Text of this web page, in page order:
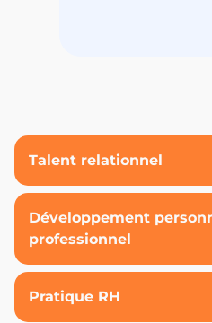
Talent relationnel
Développement
professionnel
Pratique RH